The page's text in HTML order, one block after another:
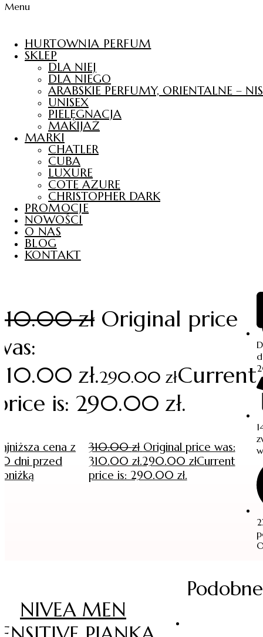
Menu
HURTOWNIA PERFUM
SKLEP
DLA NIEJ
DLA NIEGO
ARABSKIE PERFUMY, ORIENTALNE –
UNISEX
PIELĘGNACJA
MAKIJAŻ
MARKI
CHATLER
CUBA
LUXURE
COTE AZURE
CHRISTOPHER DARK
PROMOCJE
NOWOŚCI
O NAS
BLOG
KONTAKT
zł Original price
zł.290.00 złCurrent
is: 290.00 zł.
cena z
dni przed
310.00zł Original price was:
310.00 zł.290.00 złCurrent
price is: 290.00 zł.
NIVEA MEN